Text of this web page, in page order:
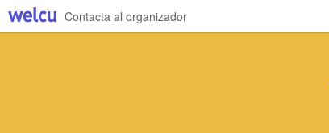
Contacta al organizador